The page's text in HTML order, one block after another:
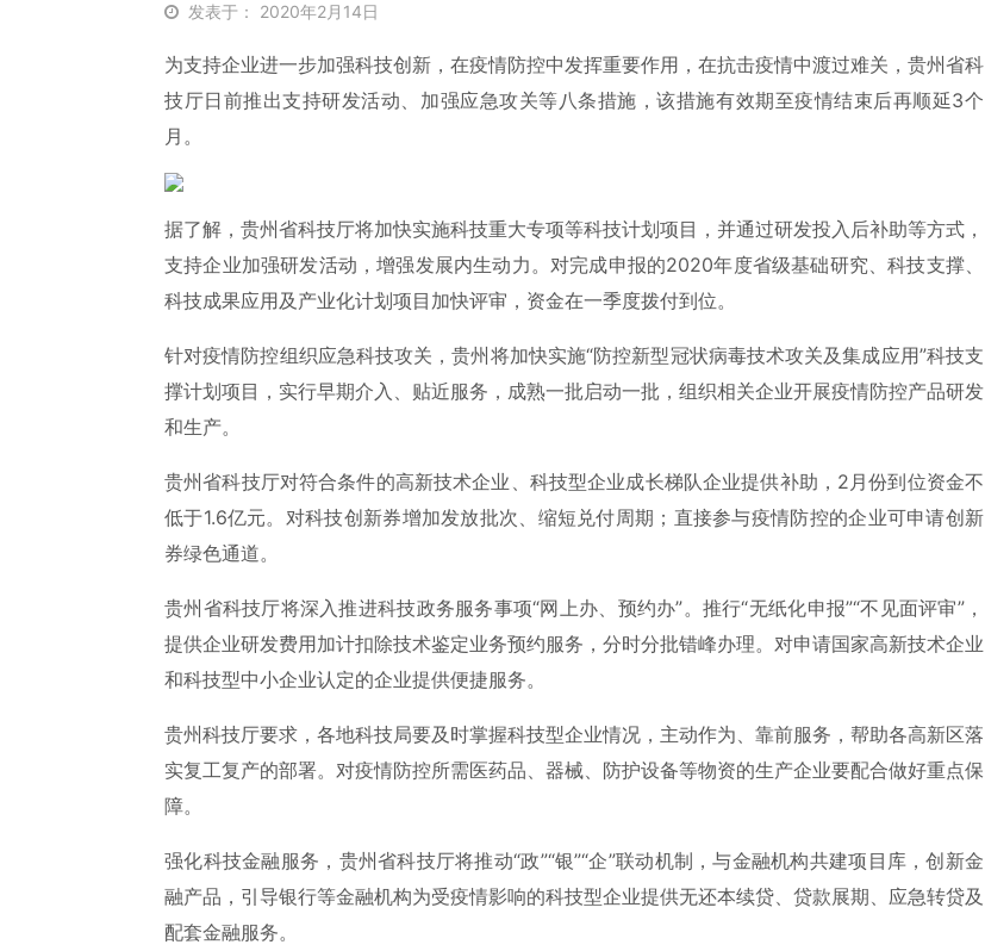
发表于： 2020年2月14日
为支持企业进一步加强科技创新，在疫情防控中发挥重要作用，在抗击疫情中渡过难关，贵州省科
技厅日前推出支持研发活动、加强应急攻关等八条措施，该措施有效期至疫情结束后再顺延3个
月。
据了解，贵州省科技厅将加快实施科技重大专项等科技计划项目，并通过研发投入后补助等方式，
支持企业加强研发活动，增强发展内生动力。对完成申报的2020年度省级基础研究、科技支撑、
科技成果应用及产业化计划项目加快评审，资金在一季度拨付到位。
针对疫情防控组织应急科技攻关，贵州将加快实施“防控新型冠状病毒技术攻关及集成应用”科技支
撑计划项目，实行早期介入、贴近服务，成熟一批启动一批，组织相关企业开展疫情防控产品研发
和生产。
贵州省科技厅对符合条件的高新技术企业、科技型企业成长梯队企业提供补助，2月份到位资金不
低于1.6亿元。对科技创新券增加发放批次、缩短兑付周期；直接参与疫情防控的企业可申请创新
券绿色通道。
贵州省科技厅将深入推进科技政务服务事项“网上办、预约办”。推行“无纸化申报”“不见面评审”，
提供企业研发费用加计扣除技术鉴定业务预约服务，分时分批错峰办理。对申请国家高新技术企业
和科技型中小企业认定的企业提供便捷服务。
贵州科技厅要求，各地科技局要及时掌握科技型企业情况，主动作为、靠前服务，帮助各高新区落
实复工复产的部署。对疫情防控所需医药品、器械、防护设备等物资的生产企业要配合做好重点保
障。
强化科技金融服务，贵州省科技厅将推动“政”“银”“企”联动机制，与金融机构共建项目库，创新金
融产品，引导银行等金融机构为受疫情影响的科技型企业提供无还本续贷、贷款展期、应急转贷及
配套金融服务。